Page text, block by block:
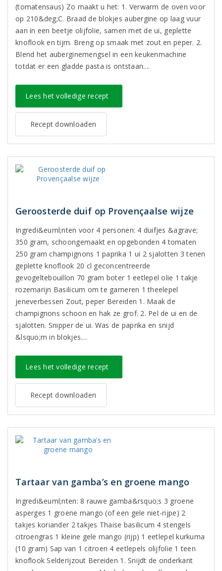
(tomatensaus) Zo maakt u het: 1. Verwarm de oven voor
op 210&deg;C. Braad de blokjes aubergine op laag vuur
aan in een beetje olijfolie, samen met de ui, geplette
knoflook en tijm. Breng op smaak met zout en peper. 2.
Blend het auberginemengsel in een keukenmachine
totdat er een gladde pasta is ontstaan....
Lees het volledige recept
Recept downloaden
Geroosterde duif op Provençaalse wijze
Ingredi&euml;nten voor 4 personen: 4 duifjes &agrave;
350 gram, schoongemaakt en opgebonden 4 tomaten
250 gram champignons 1 paprika 1 ui 2 sjalotten 3 tenen
geplette knoflook 20 cl geconcentreerde
gevogeltebouillon 70 gram boter 1 eetlepel olie 1 takje
rozemarijn Basilicum om te garneren 1 theelepel
jeneverbessen Zout, peper Bereiden 1. Maak de
champignons schoon en hak ze grof. 2. Pel de ui en de
sjalotten. Snipper de ui. Was de paprika en snijd
&lsquo;m in blokjes....
Lees het volledige recept
Recept downloaden
Tartaar van gamba’s en groene mango
Ingredi&euml;nten: 8 rauwe gamba&rsquo;s 3 groene
asperges 1 groene mango (of een gele niet-rijpe) 2
takjes koriander 2 takjes Thaise basilicum 4 stengels
citroengras 1 kleine gele mango (rijp) 1 eetlepel kurkuma
(10 gram) Sap van 1 citroen 4 eetlepels olijfolie 1 teen
knoflook Selderijzout Bereiden 1. Snijdt de onderkant